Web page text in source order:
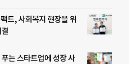
트, 사회복지 현장을 위
는 스타트업에 성장 사